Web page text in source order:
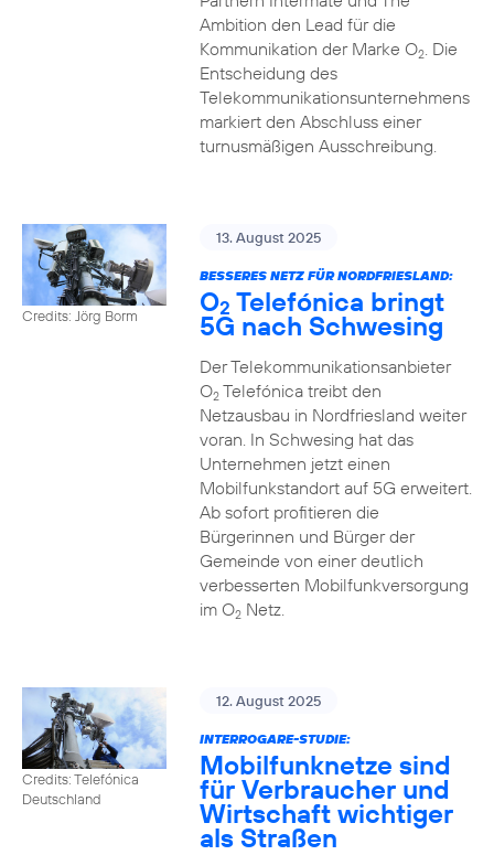
Ambition den Lead für die
Kommunikation der Marke O2. Die
Entscheidung des
Telekommunikationsunternehmens
markiert den Abschluss einer
turnusmäßigen Ausschreibung.
Credits: Jörg Borm
13. August 2025
BESSERES NETZ FÜR NORDFRIESLAND:
O2 Telefónica bringt
5G nach Schwesing
Der Telekommunikationsanbieter
O2Telefónica treibt den
Netzausbau in Nordfriesland weiter
voran. In Schwesing hat das
Unternehmen jetzt einen
Mobilfunkstandort auf 5G erweitert.
Ab sofort profitieren die
Bürgerinnen und Bürger der
Gemeinde von einer deutlich
verbesserten Mobilfunkversorgung
im O2Netz.
Credits: Telefónica
Deutschland
12. August 2025
INTERROGARE-STUDIE:
Mobilfunknetze sind
für Verbraucher und
Wirtschaft wichtiger
als Straßen